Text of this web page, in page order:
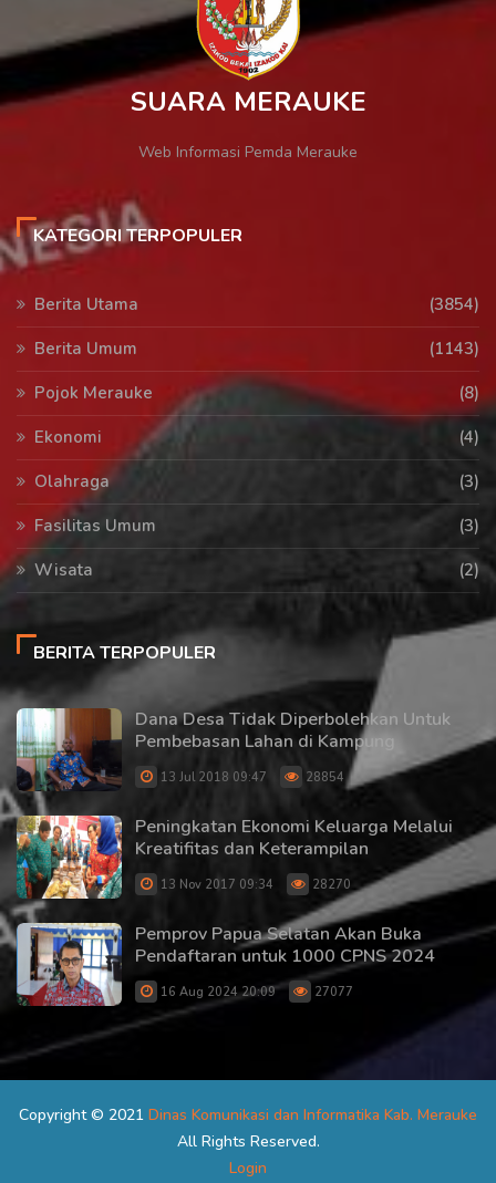
SUARA MERAUKE
Web Informasi Pemda Merauke
KATEGORI TERPOPULER
Berita Utama
(3854)
Berita Umum
(1143)
Pojok Merauke
(8)
Ekonomi
(4)
Olahraga
(3)
Fasilitas Umum
(3)
Wisata
(2)
BERITA TERPOPULER
Dana Desa Tidak Diperbolehkan Untuk
Pembebasan Lahan di Kampung
13 Jul 2018 09:47 28854
Peningkatan Ekonomi Keluarga Melalui
Kreatifitas dan Keterampilan
13 Nov 2017 09:34 28270
Pemprov Papua Selatan Akan Buka
Pendaftaran untuk 1000 CPNS 2024
16 Aug 2024 20:09 27077
Copyright © 2021 Dinas Komunikasi dan Informatika Kab. Merauke
All Rights Reserved.
Login